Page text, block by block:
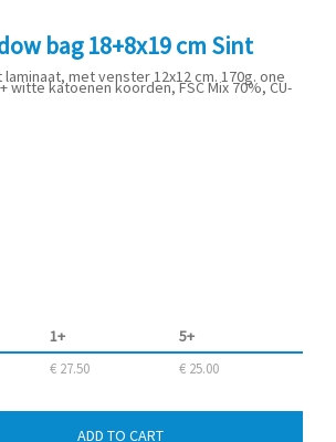
bag 18+8x19 cm Sint
met venster 12x12 cm. 170g. one
witte katoenen koorden, FSC Mix 70%, CU-
1+ 5+
€ 27.50 € 25.00